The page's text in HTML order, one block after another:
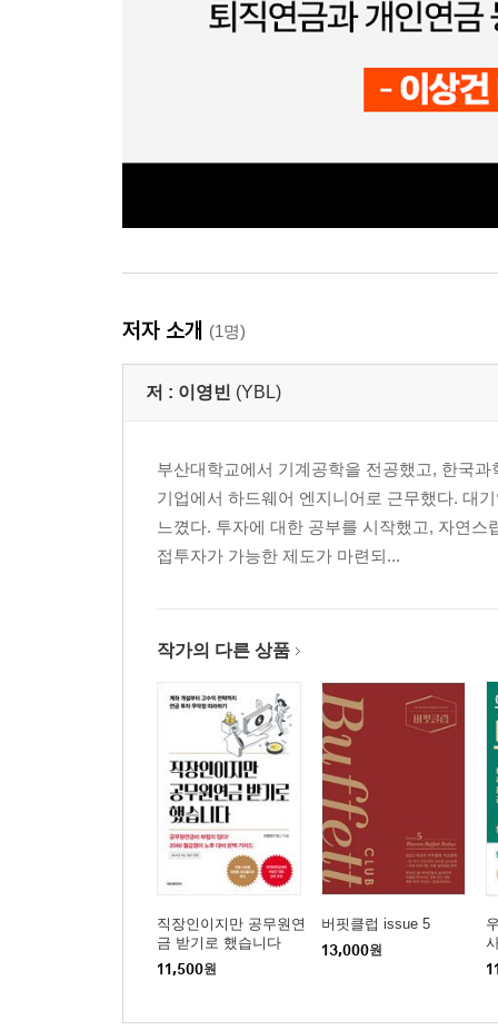
저자 소개 (1명)
저 : 이영빈 (YBL)
부산대학교에서 기계공학을 전공했고, 한국
기업에서 하드웨어 엔지니어로 근무했다. 대
느꼈다. 투자에 대한 공부를 시작했고, 자연
접투자가 가능한 제도가 마련되...
작가의 다른 상품
직장인이지만 공무원연
금 받기로 했습니다
11,500원
버핏클럽 issue 5
13,000원